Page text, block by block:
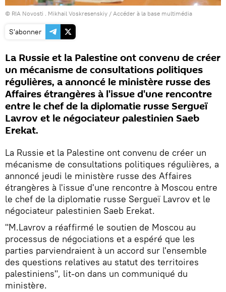
© RIA Novosti . Mikhail Voskresenskiy / Accéder à la base multimédia
S'abonner
La Russie et la Palestine ont convenu de créer
un mécanisme de consultations politiques
régulières, a annoncé le ministère russe des
Affaires étrangères à l'issue d'une rencontre
entre le chef de la diplomatie russe Sergueï
Lavrov et le négociateur palestinien Saeb
Erekat.
La Russie et la Palestine ont convenu de créer un
mécanisme de consultations politiques régulières, a
annoncé jeudi le ministère russe des Affaires
étrangères à l'issue d'une rencontre à Moscou entre
le chef de la diplomatie russe Sergueï Lavrov et le
négociateur palestinien Saeb Erekat.
"M.Lavrov a réaffirmé le soutien de Moscou au
processus de négociations et a espéré que les
parties parviendraient à un accord sur l'ensemble
des questions relatives au statut des territoires
palestiniens", lit-on dans un communiqué du
ministère.